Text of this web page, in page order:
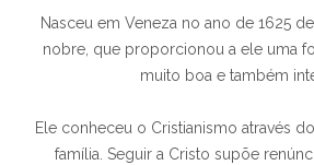
Nasceu em Veneza no ano de 1625
nobre, que proporcionou a ele uma
muito boa e também
Ele conheceu o Cristianismo através
família. Seguir a Cristo supõe